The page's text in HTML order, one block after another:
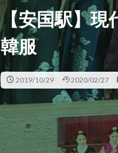
【安国駅】現
韓服
2019/10/29 2020/02/27